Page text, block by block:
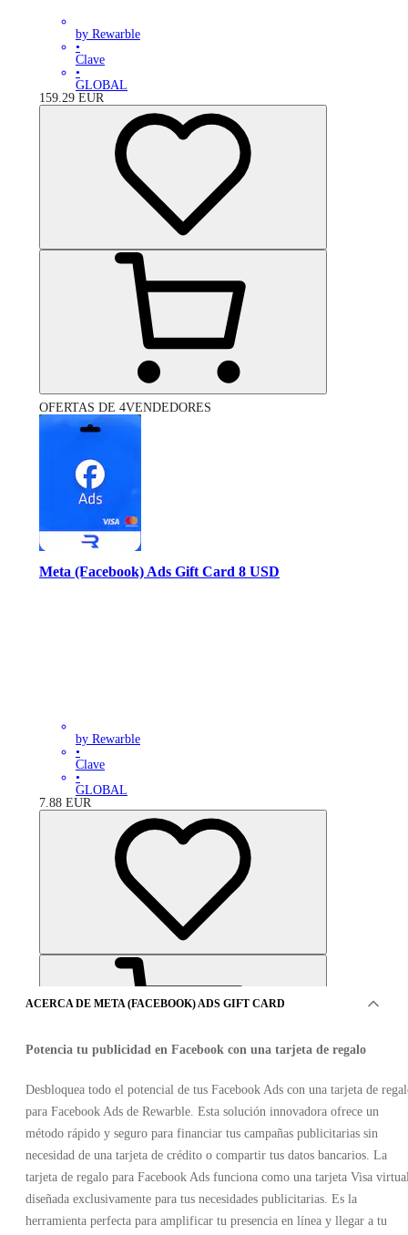
by Rewarble
•
Clave
•
GLOBAL
159.29 EUR
OFERTAS DE 4VENDEDORES
Meta (Facebook) Ads Gift Card 8 USD
by Rewarble
•
Clave
•
GLOBAL
7.88 EUR
OFERTAS DE 4VENDEDORES
ACERCA DE META (FACEBOOK) ADS GIFT CARD
Potencia tu publicidad en Facebook con una tarjeta de regalo
Desbloquea todo el potencial de tus Facebook Ads con una tarjeta de
para Facebook Ads de Rewarble. Esta solución innovadora ofrece un
método rápido y seguro para financiar tus campañas publicitarias sin
necesidad de una tarjeta de crédito o compartir tus datos bancarios. La
tarjeta de regalo para Facebook Ads funciona como una tarjeta Visa
diseñada exclusivamente para tus necesidades publicitarias. Es la
herramienta perfecta para amplificar tu presencia en línea y llegar a tu